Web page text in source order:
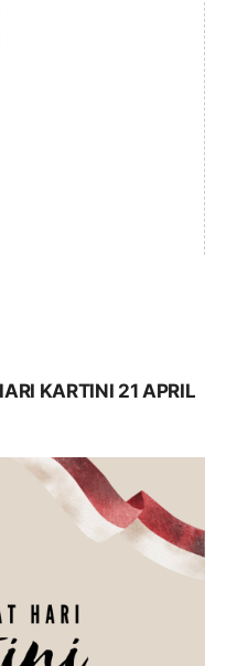
KARTINI 21 APRIL